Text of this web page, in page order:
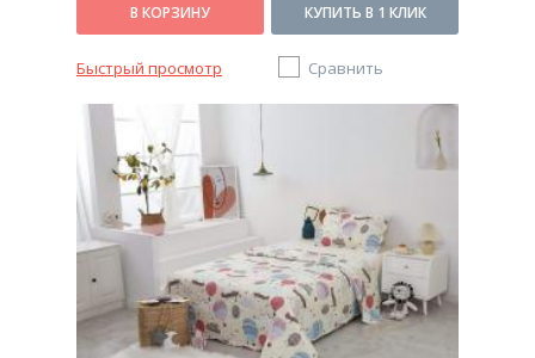
В КОРЗИНУ КУПИТЬ В 1 КЛИК
Быстрый просмотр Сравнить